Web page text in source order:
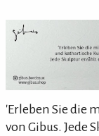
gibus.bordeaux
'Erleben Sie die
von Gibus. Jede